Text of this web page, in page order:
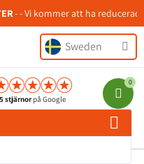
- - Vi kommer att ha reducerad
Sweden
5 stjärnorpå Google